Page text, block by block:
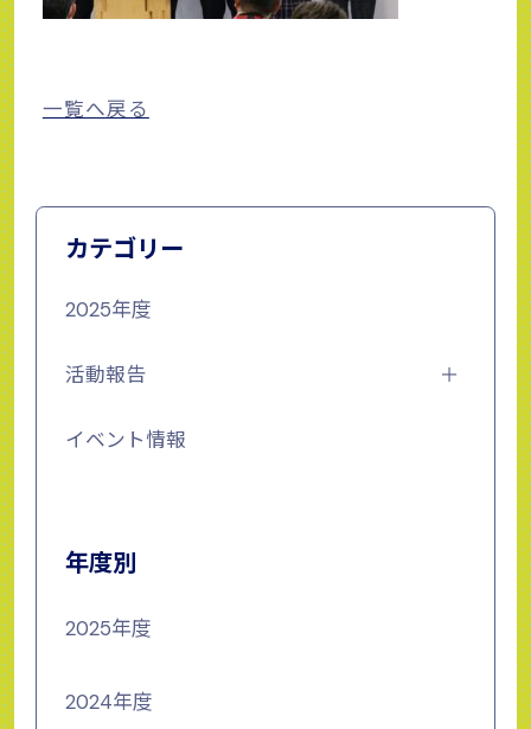
一覧へ戻る
カテゴリー
2025年度
活動報告
イベント情報
年度別
2025年度
2024年度